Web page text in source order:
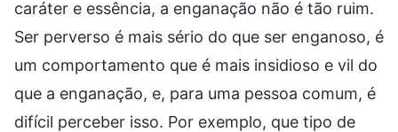
caráter e essência, a enganação não é tão ruim.
Ser perverso é mais sério do que ser enganoso, é
um comportamento que é mais insidioso e vil do
que a enganação, e, para uma pessoa comum, é
difícil perceber isso. Por exemplo, que tipo de